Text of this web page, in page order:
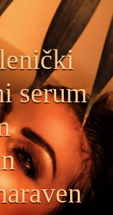
serum